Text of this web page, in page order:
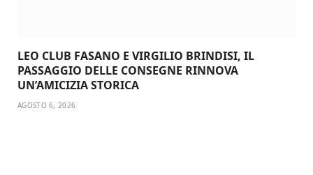
LEO CLUB FASANO E VIRGILIO BRINDISI, IL
PASSAGGIO DELLE CONSEGNE RINNOVA
UN’AMICIZIA STORICA
AGOSTO 6, 2026